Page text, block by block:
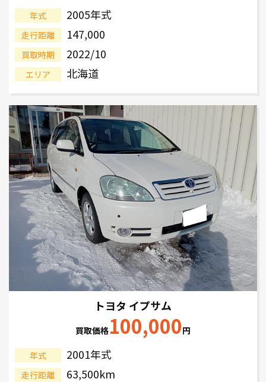
年式 2005年式
走行距離 147,000
買取時期 2022/10
エリア 北海道
トヨタ イプサム
買取価格100,000円
年式 2001年式
走行距離 63,500km